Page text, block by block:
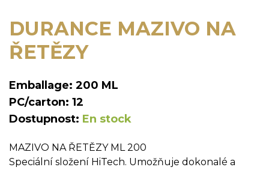
DURANCE MAZIVO NA
ŘETĚZY
Emballage: 200 ML
PC/carton: 12
Dostupnost: En stock
MAZIVO NA ŘETĚZY ML 200
Speciální složení HiTech. Umožňuje dokonalé a